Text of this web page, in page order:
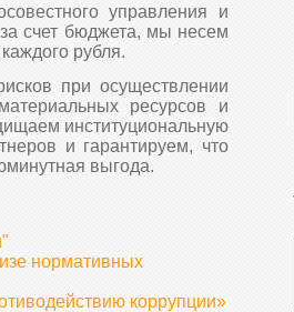
управления и
счет бюджета, мы несем
рубля.
при осуществлении
ресурсов и
институциональную
и гарантируем, что
выгода.
нормативных
коррупции»